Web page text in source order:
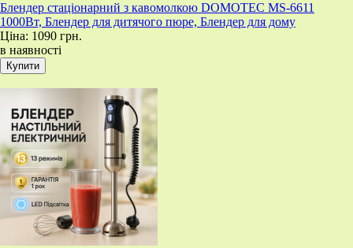
Блендер стаціонарний з кавомолкою DOMOTEC MS-6611
1000Вт, Блендер для дитячого пюре, Блендер для дому
Ціна: 1090 грн.
в наявності